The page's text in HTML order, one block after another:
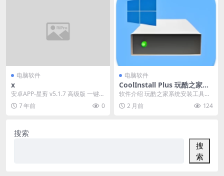
电脑软件
x
安卓APP-星剪 v5.1.7 高级版 一键去
重短视频创作神器
7 年前 0
电脑软件
CoolInstall Plus 玩酷之家系
统安装工具 v8.0.2.0501 中文
软件介绍 玩酷之家系统安装工具
（CoolInstall）是由玩酷之家开发
的一款W...
2 月前 124
搜索
搜
索